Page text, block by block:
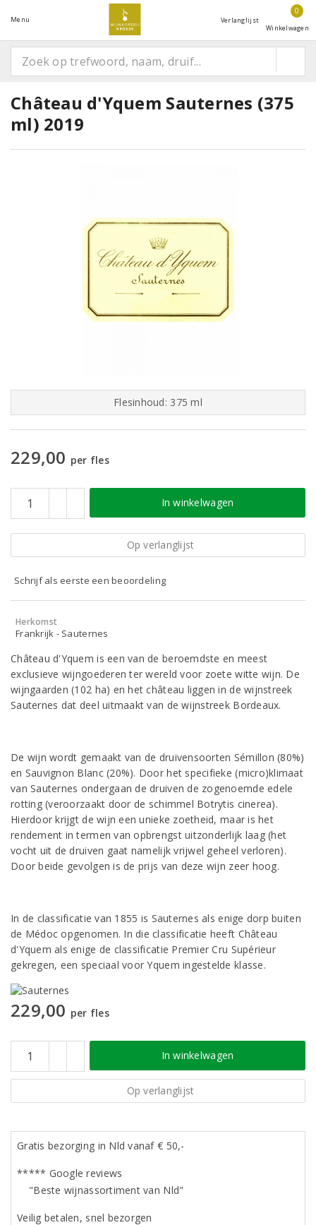
Menu Verlanglijst
0
Winkelwagen
Château d'Yquem Sauternes (375
ml) 2019
Flesinhoud: 375 ml
229,00 per fles
In winkelwagen
Op verlanglijst
Schrijf als eerste een beoordeling
Herkomst
Frankrijk - Sauternes
Château d'Yquem is een van de beroemdste en meest
exclusieve wijngoederen ter wereld voor zoete witte wijn. De
wijngaarden (102 ha) en het château liggen in de wijnstreek
Sauternes dat deel uitmaakt van de wijnstreek Bordeaux.
De wijn wordt gemaakt van de druivensoorten Sémillon (80%)
en Sauvignon Blanc (20%). Door het specifieke (micro)klimaat
van Sauternes ondergaan de druiven de zogenoemde edele
rotting (veroorzaakt door de schimmel Botrytis cinerea).
Hierdoor krijgt de wijn een unieke zoetheid, maar is het
rendement in termen van opbrengst uitzonderlijk laag (het
vocht uit de druiven gaat namelijk vrijwel geheel verloren).
Door beide gevolgen is de prijs van deze wijn zeer hoog.
In de classificatie van 1855 is Sauternes als enige dorp buiten
de Médoc opgenomen. In die classificatie heeft Château
d'Yquem als enige de classificatie Premier Cru Supérieur
gekregen, een speciaal voor Yquem ingestelde klasse.
229,00 per fles
In winkelwagen
Op verlanglijst
Gratis bezorging in Nld vanaf € 50,-
***** Google reviews
"Beste wijnassortiment van Nld"
Veilig betalen, snel bezorgen